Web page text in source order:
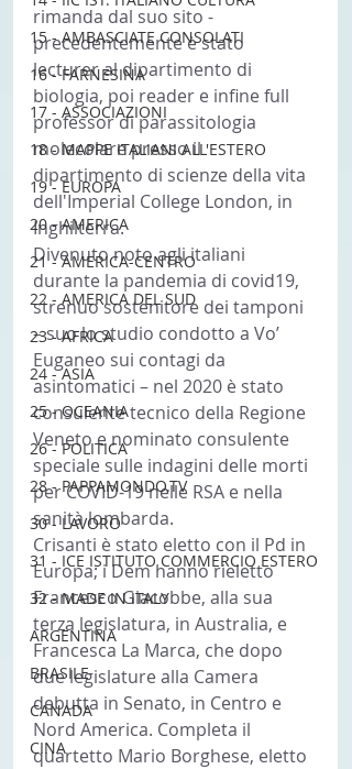
15 - AMBASCIATE CONSOLATI
16 - FARNESINA
17 - ASSOCIAZIONI
18 - MAPPE ITALIANI ALL'ESTERO
19 - EUROPA
20 - AMERICA
21 - AMERICA-CENTRO
22 - AMERICA DEL SUD
23 - AFRICA
24 - ASIA
25 - OCEANIA
26 - POLITICA
28 - PAPPAMONDO.TV
30 - LAVORO
31 - ICE ISTITUTO COMMERCIO ESTERO
32 - MADE IN ITALY
ARGENTINA
BRASILE
CANADA
CINA
rimanda dal suo sito -
precedentemente è stato
lecturer al dipartimento di
biologia, poi reader e infine full
professor di parassitologia
molecolare presso il
dipartimento di scienze della vita
dell'Imperial College London, in
Inghilterra.
Divenuto noto agli italiani
durante la pandemia di covid19,
strenuo sostenitore dei tamponi
– suo lo studio condotto a Vo’
Euganeo sui contagi da
asintomatici – nel 2020 è stato
consulente tecnico della Regione
Veneto e nominato consulente
speciale sulle indagini delle morti
per COVID-19 nelle RSA e nella
sanità lombarda.
Crisanti è stato eletto con il Pd in
Europa; i Dem hanno rieletto
Francesco Giacobbe, alla sua
terza legislatura, in Australia, e
Francesca La Marca, che dopo
due legislature alla Camera
debutta in Senato, in Centro e
Nord America. Completa il
quartetto Mario Borghese, eletto